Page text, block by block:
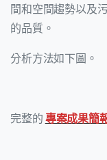
間和空間趨勢以及
的品質。
分析方法如下圖。
完整的專案成果簡